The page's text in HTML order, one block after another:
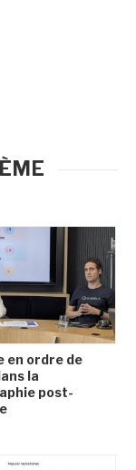
en ordre de
la
post-